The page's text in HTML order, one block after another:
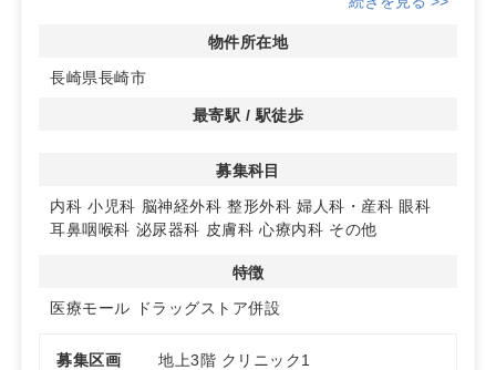
◆詳しくは、お問合せください！
物件所在地
長崎県長崎市
最寄駅 / 駅徒歩
募集科目
内科 小児科 脳神経外科 整形外科 婦人科・産科 眼科
耳鼻咽喉科 泌尿器科 皮膚科 心療内科 その他
特徴
医療モール
ドラッグストア併設
募集区画
地上3階 クリニック1